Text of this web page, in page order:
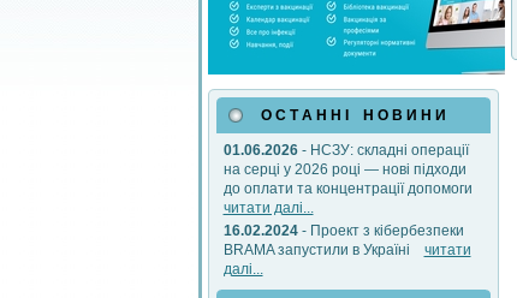
О С Т А Н Н І Н О В И Н И
01.06.2026- НСЗУ: складні операції
на серці у 2026 році — нові підходи
до оплати та концентрації допомоги
читати далі...
16.02.2024- Проект з кібербезпеки
BRAMA запустили в Україні читати
далі...